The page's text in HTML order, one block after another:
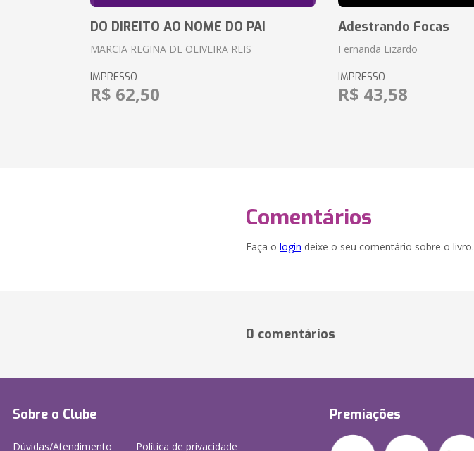
DO DIREITO AO NOME DO PAI
MARCIA REGINA DE OLIVEIRA REIS
IMPRESSO
R$ 62,50
Adestrando Focas
Fernanda Lizardo
IMPRESSO
R$ 43,58
Comentários
Faça o login deixe o seu comentário sobre o livro.
0 comentários
Sobre o Clube
Dúvidas/Atendimento Política de privacidade
Premiações